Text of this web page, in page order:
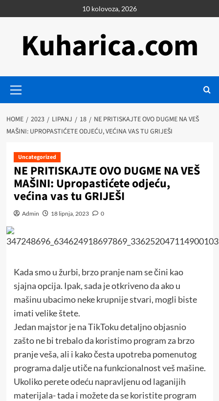
to
10 kolovoza, 2026
Kuharica.com
Menu
HOME 2023 LIPANJ 18
NE PRITISKAJTE OVO DUGME NA VEŠ
MAŠINI: UPROPASTIĆETE ODJEĆU, VEĆINA VAS TU GRIJEŠI
Uncategorized
NE PRITISKAJTE OVO DUGME NA VEŠ
MAŠINI: Upropastićete odjeću,
većina vas tu GRIJEŠI
Admin 18 lipnja, 2023 0
Kada smo u žurbi, brzo pranje nam se čini kao
sjajna opcija. Ipak, sada je otkriveno da ako u
mašinu ubacimo neke krupnije stvari, mogli biste
imati velike štete.
Jedan majstor je na TikToku detaljno objasnio
zašto ne bi trebalo da koristimo program za brzo
pranje veša, ali i kako česta upotreba pomenutog
programa dalje utiče na funkcionalnost veš mašine.
Ukoliko perete odeću napravljenu od laganijih
materijala- tada i možete da se koristite program